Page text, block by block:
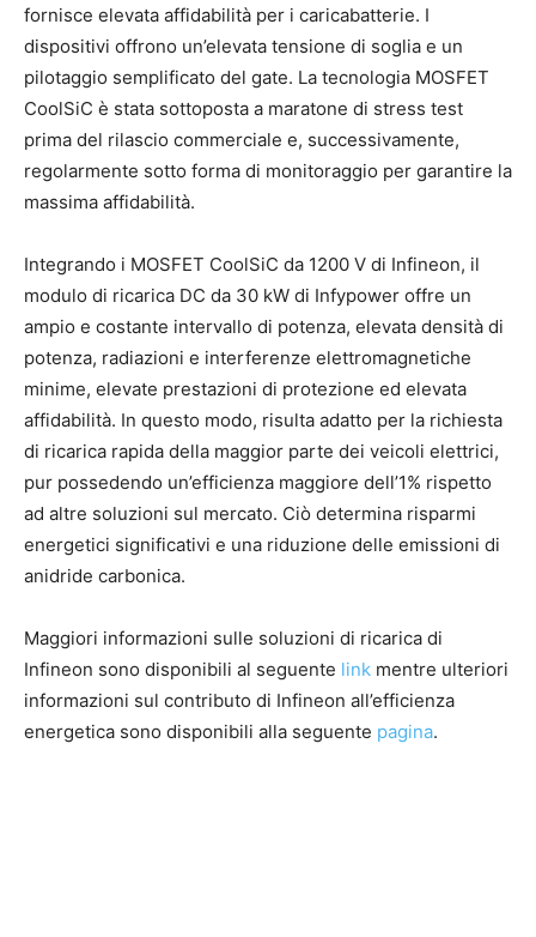
fornisce elevata affidabilità per i caricabatterie. I
dispositivi offrono un’elevata tensione di soglia e un
pilotaggio semplificato del gate. La tecnologia MOSFET
CoolSiC è stata sottoposta a maratone di stress test
prima del rilascio commerciale e, successivamente,
regolarmente sotto forma di monitoraggio per garantire la
massima affidabilità.
Integrando i MOSFET CoolSiC da 1200 V di Infineon, il
modulo di ricarica DC da 30 kW di Infypower offre un
ampio e costante intervallo di potenza, elevata densità di
potenza, radiazioni e interferenze elettromagnetiche
minime, elevate prestazioni di protezione ed elevata
affidabilità. In questo modo, risulta adatto per la richiesta
di ricarica rapida della maggior parte dei veicoli elettrici,
pur possedendo un’efficienza maggiore dell’1% rispetto
ad altre soluzioni sul mercato. Ciò determina risparmi
energetici significativi e una riduzione delle emissioni di
anidride carbonica.
Maggiori informazioni sulle soluzioni di ricarica di
Infineon sono disponibili al seguente link mentre ulteriori
informazioni sul contributo di Infineon all’efficienza
energetica sono disponibili alla seguente pagina.